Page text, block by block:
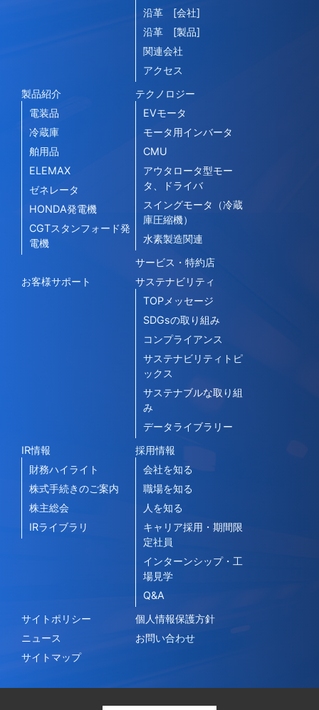
沿革 [会社]
沿革 [製品]
関連会社
アクセス
製品紹介
電装品
冷蔵庫
舶用品
ELEMAX
ゼネレータ
HONDA発電機
CGTスタンフォード発
電機
テクノロジー
EVモータ
モータ用インバータ
CMU
アウタロータ型モー
タ、ドライバ
スイングモータ（冷蔵
庫圧縮機）
水素製造関連
サービス・特約店
お客様サポート
サステナビリティ
TOPメッセージ
SDGsの取り組み
コンプライアンス
サステナビリティトピ
ックス
サステナブルな取り組
み
データライブラリー
IR情報
財務ハイライト
株式手続きのご案内
株主総会
IRライブラリ
採用情報
会社を知る
職場を知る
人を知る
キャリア採用・期間限
定社員
インターンシップ・工
場見学
Q&A
サイトポリシー
個人情報保護方針
ニュース
お問い合わせ
サイトマップ